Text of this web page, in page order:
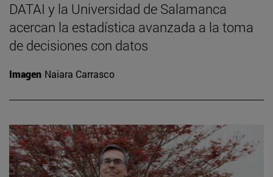
DATAI y la Universidad de Salamanca
acercan la estadística avanzada a la toma
de decisiones con datos
Imagen Naiara Carrasco